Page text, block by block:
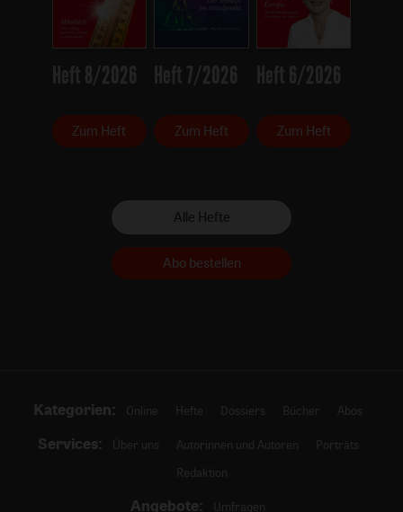
Heft 8/2026
Zum Heft
Heft 7/2026
Zum Heft
Heft 6/2026
Zum Heft
Alle Hefte
Abo bestellen
Kategorien: Online Hefte Dossiers Bücher Abos
Services: Über uns Autorinnen und Autoren
Porträts
Redaktion
Angebote: Umfragen